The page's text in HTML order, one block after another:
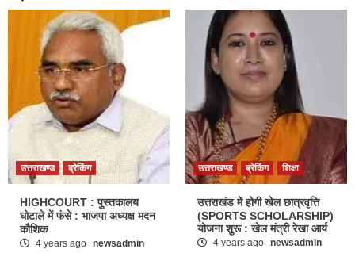
उत्तराखण्ड ब्रेकिंग
HIGHCOURT : पुस्तकालय
घोटाले में फंसे : भाजपा अध्यक्ष मदन
कौशिक
4 years ago newsadmin
उत्तराखण्ड ब्रेकिंग शिक्षा
उत्तराखंड में होगी खेल छात्रवृत्ति
(SPORTS SCHOLARSHIP)
योजना शुरू : खेल मंत्री रेखा आर्य
4 years ago newsadmin